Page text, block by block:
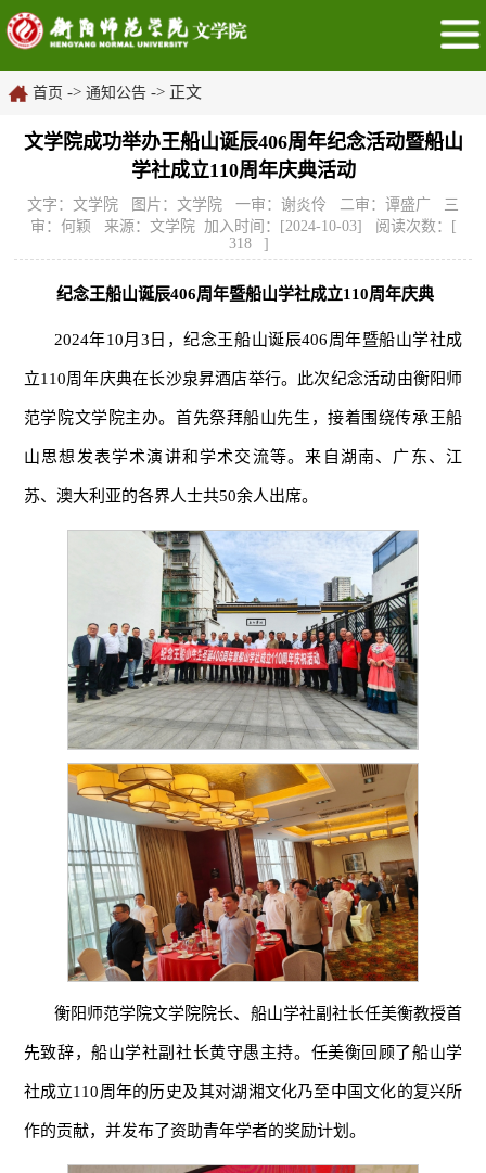
首页 -> 通知公告 -> 正文
文学院成功举办王船山诞辰406周年纪念活动暨船山
学社成立110周年庆典活动
文字：文学院 图片：文学院 一审：谢炎伶 二审：谭盛广 三
审：何颖 来源：文学院 加入时间：[2024-10-03] 阅读次数：[
318
]
纪念王船山诞辰406周年暨船山学社成立110周年庆典
2024年10月3日，纪念王船山诞辰406周年暨船山学社成
立110周年庆典在长沙泉昇酒店举行。此次纪念活动由衡阳师
范学院文学院主办。首先祭拜船山先生，接着围绕传承王船
山思想发表学术演讲和学术交流等。来自湖南、广东、江
苏、澳大利亚的各界人士共50余人出席。
衡阳师范学院文学院院长、船山学社副社长任美衡教授首
先致辞，船山学社副社长黄守愚主持。任美衡回顾了船山学
社成立110周年的历史及其对湖湘文化乃至中国文化的复兴所
作的贡献，并发布了资助青年学者的奖励计划。